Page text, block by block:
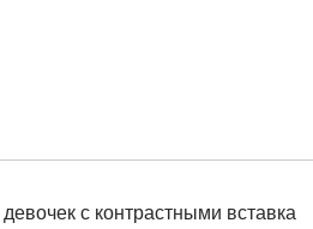
с контрастными вставка